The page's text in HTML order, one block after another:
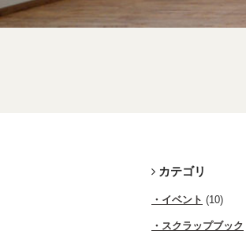
カテゴリ
イベント (10)
スクラップブック